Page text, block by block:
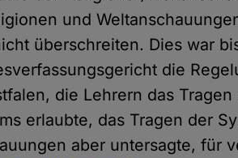
und
überschreiten. Dies war
die
die Lehrern das
erlaubte, das Tragen der
aber untersagte, für